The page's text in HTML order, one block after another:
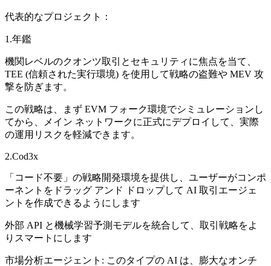
代表的なプロジェクト：
1.年鑑
機関レベルのクオンツ取引とセキュリティに焦点を当て、
TEE (信頼された実行環境) を使用して戦略の盗難や MEV 攻
撃を防ぎます。
この戦略は、まず EVM フォーク環境でシミュレーションし
てから、メイン ネットワークに正式にデプロイして、実際
の運用リスクを軽減できます。
2.Cod3x
「コード不要」の戦略開発環境を提供し、ユーザーがコンポ
ーネントをドラッグ アンド ドロップして AI 取引エージェ
ントを作成できるようにします
外部 API と機械学習予測モデルを統合して、取引戦略をよ
りスマートにします
市場分析エージェント: このタイプの AI は、膨大なオンチ